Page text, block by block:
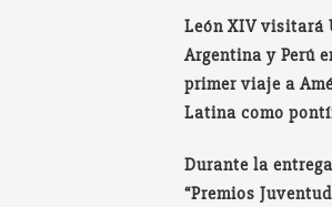
León XIV visitará
Argentina y Perú
primer viaje a
Latina como
Durante la
“Premios